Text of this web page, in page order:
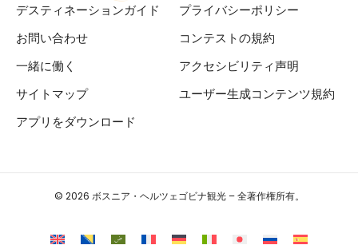
デスティネーションガイド
お問い合わせ
一緒に働く
サイトマップ
アプリをダウンロード
プライバシーポリシー
コンテストの規約
アクセシビリティ声明
ユーザー生成コンテンツ規約
© 2026 ボスニア・ヘルツェゴビナ観光 – 全著作権所有。